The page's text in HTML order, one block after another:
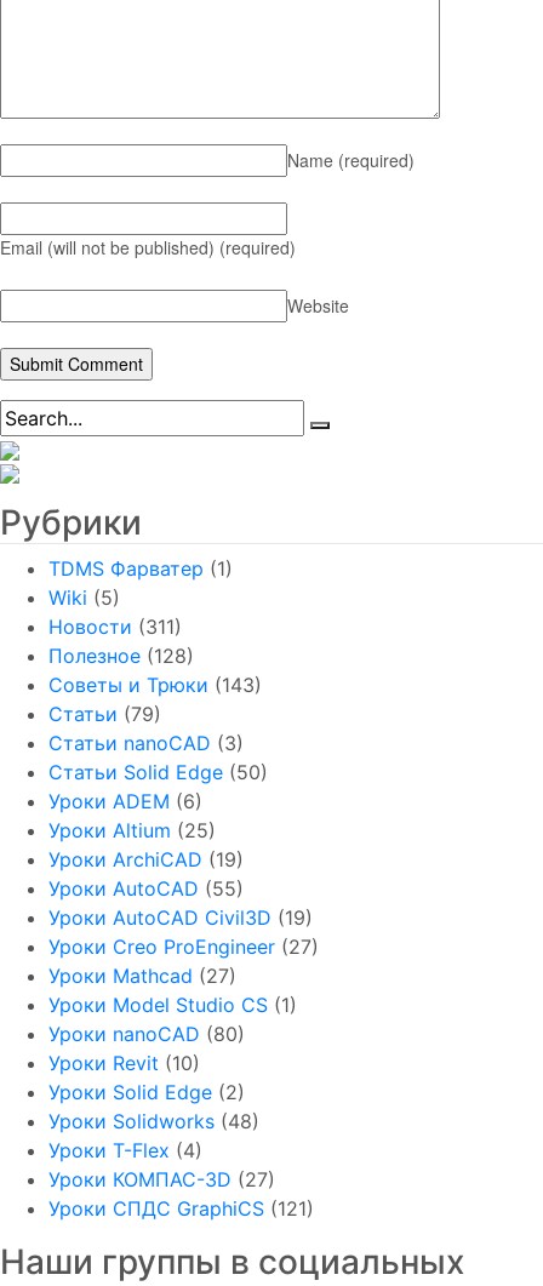
Name (required)
Email (will not be published) (required)
Website
Рубрики
TDMS Фарватер (1)
Wiki (5)
Новости (311)
Полезное (128)
Советы и Трюки (143)
Статьи (79)
Статьи nanoCAD (3)
Статьи Solid Edge (50)
Уроки ADEM (6)
Уроки Altium (25)
Уроки ArchiCAD (19)
Уроки AutoCAD (55)
Уроки AutoCAD Civil3D (19)
Уроки Creo ProEngineer (27)
Уроки Mathcad (27)
Уроки Model Studio CS (1)
Уроки nanoCAD (80)
Уроки Revit (10)
Уроки Solid Edge (2)
Уроки Solidworks (48)
Уроки T-Flex (4)
Уроки КОМПАС-3D (27)
Уроки СПДС GraphiCS (121)
Наши группы в социальных